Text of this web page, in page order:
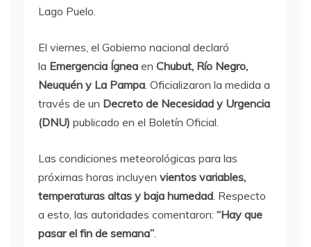
Lago Puelo.
El viernes, el Gobierno nacional declaró
la Emergencia Ígnea en Chubut, Río Negro,
Neuquén y La Pampa. Oficializaron la medida a
través de un Decreto de Necesidad y Urgencia
(DNU) publicado en el Boletín Oficial.
Las condiciones meteorológicas para las
próximas horas incluyen vientos variables,
temperaturas altas y baja humedad. Respecto
a esto, las autoridades comentaron: “Hay que
pasar el fin de semana”.